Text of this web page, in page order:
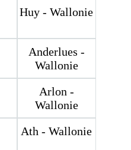
Huy - Wallonie
Anderlues -
Wallonie
Arlon -
Wallonie
Ath - Wallonie